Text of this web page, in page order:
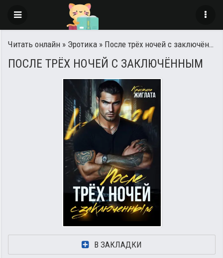
Читать онлайн » Эротика » После трёх ночей с заключённым
ПОСЛЕ ТРЁХ НОЧЕЙ С ЗАКЛЮЧЁННЫМ
В ЗАКЛАДКИ